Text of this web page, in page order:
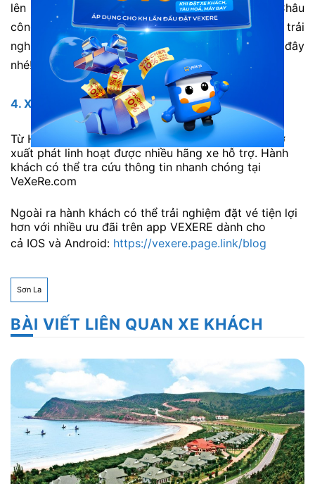
lên lịch tham quan ngay cầu kính tình yêu Mộc Châu
công nghệ 5D này. Hãy là những người đầu tiên trải
nghiệm và ghi lại khoảnh khắc thật thú vị khi đến đây
nhé!
4. Xe đi Mộc Châu từ Hà Nội
Từ Hà Nội di chuyển đi Mộc Châu khá dễ dàng. Giờ
xuất phát linh hoạt được nhiều hãng xe hỗ trợ. Hành
khách có thể tra cứu thông tin nhanh chóng tại
VeXeRe.com
Ngoài ra hành khách có thể trải nghiệm đặt vé tiện lợi
hơn với nhiều ưu đãi trên app VEXERE dành cho
cả IOS và Android: https://vexere.page.link/blog
Sơn La
BÀI VIẾT LIÊN QUAN XE KHÁCH